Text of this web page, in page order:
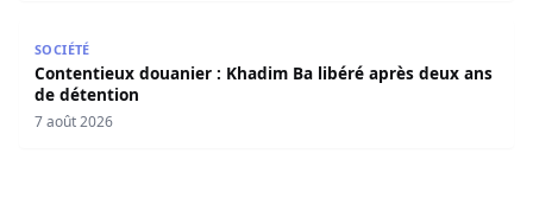
SOCIÉTÉ
Contentieux douanier : Khadim Ba libéré après deux ans
de détention
7 août 2026